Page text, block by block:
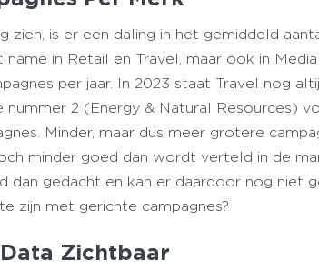
zien, is er een daling in het gemiddeld
in Retail en Travel, maar ook in
per jaar. In 2023 staat Travel nog
nummer 2 (Energy & Natural Resources)
Minder, maar dus meer grotere
minder goed dan wordt verteld in de
dan gedacht en kan er daardoor nog niet
zijn met gerichte campagnes?
Zichtbaar